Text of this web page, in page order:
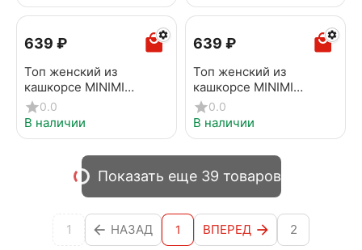
‍639‍ ₽
Топ женский из
кашкорсе MINIMI
1141_02CE jeans
0.0
В наличии
‍639‍ ₽
Топ женский из
кашкорсе MINIMI
1141_02CE Verde foresta
0.0
В наличии
Показать еще 39 товаров
1 НАЗАД 1 ВПЕРЕД
2